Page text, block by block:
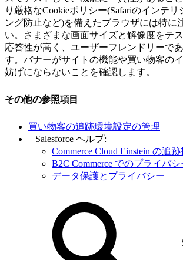
り厳格なCookieポリシー(Safariのインテ
ング防止など)を備えたブラウザには特に
い。さまざまな画面サイズと解像度をテ
応答性が高く、ユーザーフレンドリーで
す。バナーがサイトの機能や買い物客の
妨げにならないことを確認します。
その他の参照項目
買い物客の追跡環境設定の管理
_ Salesforce ヘルプ: _
Commerce Cloud Einstein の追
B2C Commerce でのプライバ
データ保護とプライバシー